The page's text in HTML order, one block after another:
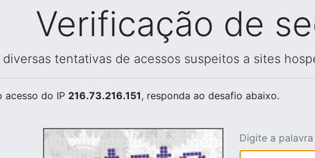
Verificação de
diversas tentativas de acessos suspeitos a sites
acesso do IP 216.73.216.151, responda ao desafio abaixo.
Digite a